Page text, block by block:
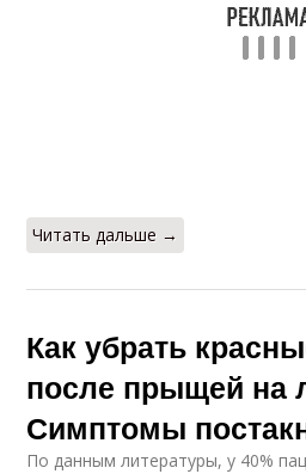
Читать дальше →
Как убрать
после прыщей на
Симптомы
По данным литературы, у 40%